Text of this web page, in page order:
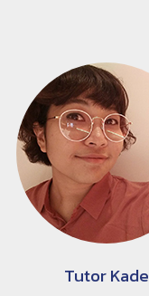
Tutor Kade